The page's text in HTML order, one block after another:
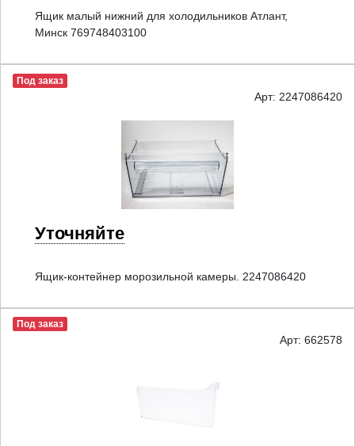
Ящик малый нижний для холодильников Атлант,
Минск 769748403100
Под заказ
Арт: 2247086420
Уточняйте
Ящик-контейнер морозильной камеры. 2247086420
Под заказ
Арт: 662578